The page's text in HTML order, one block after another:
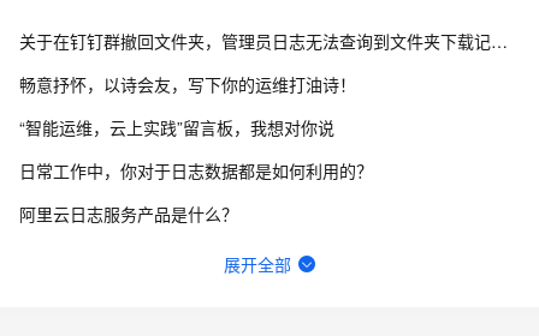
关于在钉钉群撤回文件夹，管理员日志无法查询到文件夹下载记录的问题。
畅意抒怀，以诗会友，写下你的运维打油诗！
“智能运维，云上实践”留言板，我想对你说
日常工作中，你对于日志数据都是如何利用的？
阿里云日志服务产品是什么？
展开全部